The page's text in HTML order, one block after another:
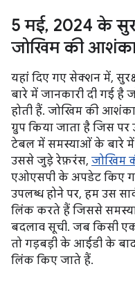
5 मई, 2024 के
जोखिम की
यहां दिए गए सेक्शन में,
बारे में जानकारी दी गई
होती हैं. जोखिम की
ग्रुप किया जाता है जिस
टेबल में समस्याओं के बारे में
उससे जुड़े रेफ़रंस, जोखिम
एओएसपी के अपडेट किए
उपलब्ध होने पर, हम उस
लिंक करते हैं जिससे
बदलाव सूची. जब किसी
तो गड़बड़ी के आईडी के
लिंक किए जाते हैं.